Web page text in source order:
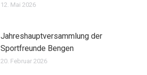
12. Mai 2026
Jahreshauptversammlung der
Sportfreunde Bengen
20. Februar 2026